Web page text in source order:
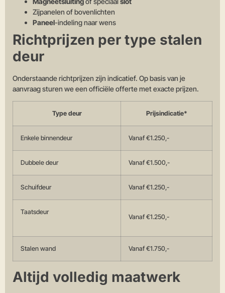
Zijpanelen of bovenlichten
Paneel-indeling naar wens
Richtprijzen per type stalen
deur
Onderstaande richtprijzen zijn indicatief. Op basis van je
aanvraag sturen we een officiële offerte met exacte prijzen.
Type deur Prijsindicatie*
Enkele binnendeur Vanaf €1.250,-
Dubbele deur Vanaf €1.500,-
Schuifdeur Vanaf €1.250,-
Taatsdeur
Vanaf €1.250,-
Stalen wand Vanaf €1.750,-
Altijd volledig maatwerk